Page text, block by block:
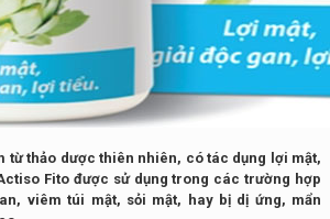
từ thảo dược thiên nhiên, có tác dụng lợi mật,
Fito được sử dụng trong các trường hợp
viêm túi mật, sỏi mật, hay bị dị ứng, mẩn